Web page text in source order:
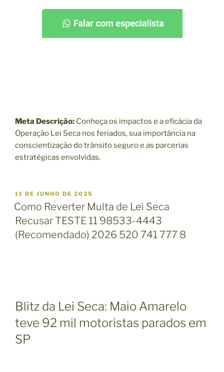
Meta Descrição: Conheça os impactos e a eficácia da
Operação Lei Seca nos feriados, sua importância na
conscientização do trânsito seguro e as parcerias
estratégicas envolvidas.
P
U
B
L
I
C
11 DE JUNHO DE 2025
Como Reverter Multa de Lei Seca
Recusar TESTE 11 98533-4443
(Recomendado) 2026 520 741 777 8
Blitz da Lei Seca: Maio Amarelo
teve 92 mil motoristas parados em
SP